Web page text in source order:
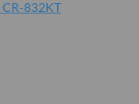
832KT